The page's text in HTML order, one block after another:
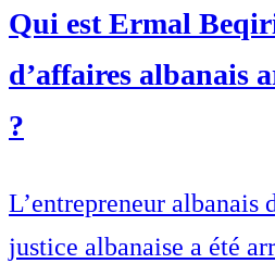
Qui est Ermal
d’affaires albanais
?
L’entrepreneur albanais
justice albanaise a été